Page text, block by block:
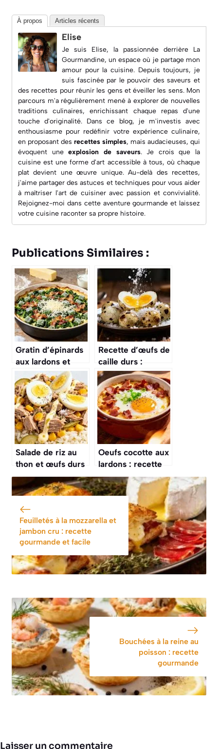
À propos Articles récents
Elise
Je suis Elise, la passionnée derrière La
Gourmandine, un espace où je partage mon
amour pour la cuisine. Depuis toujours, je
suis fascinée par le pouvoir des saveurs et
des recettes pour réunir les gens et éveiller les sens. Mon
parcours m'a régulièrement mené à explorer de nouvelles
traditions culinaires, enrichissant chaque repas d'une
touche d'originalité. Dans ce blog, je m'investis avec
enthousiasme pour redéfinir votre expérience culinaire,
en proposant des recettes simples, mais audacieuses, qui
évoquent uneexplosion de saveurs. Je crois que la
cuisine est une forme d'art accessible à tous, où chaque
plat devient une œuvre unique. Au-delà des recettes,
j'aime partager des astuces et techniques pour vous aider
à maîtriser l'art de cuisiner avec passion et convivialité.
Rejoignez-moi dans cette aventure gourmande et laissez
votre cuisine raconter sa propre histoire.
Publications Similaires :
Gratin d’épinards
aux lardons et
œufs : recette
facile et
savoureuse
Recette d’œufs de
caille durs :
astuces et
préparation facile
Salade de riz au
thon et œufs durs
: recette facile et
savoureuse
Oeufs cocotte aux
lardons : recette
facile et
savoureuse
Feuilletés à la mozzarella et
jambon cru : recette
gourmande et facile
Bouchées à la reine au
poisson : recette
gourmande
Laisser un commentaire